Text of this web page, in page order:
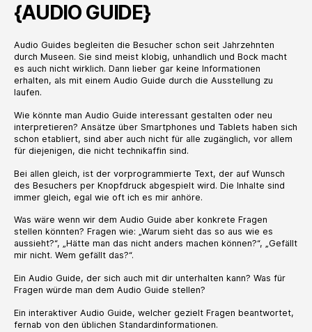
{AUDIO GUIDE}
Audio Guides begleiten die Besucher schon seit Jahrzehnten
durch Museen. Sie sind meist klobig, unhandlich und Bock macht
es auch nicht wirklich. Dann lieber gar keine Informationen
erhalten, als mit einem Audio Guide durch die Ausstellung zu
laufen.
Wie könnte man Audio Guide interessant gestalten oder neu
interpretieren? Ansätze über Smartphones und Tablets haben sich
schon etabliert, sind aber auch nicht für alle zugänglich, vor allem
für diejenigen, die nicht technikaffin sind.
Bei allen gleich, ist der vorprogrammierte Text, der auf Wunsch
des Besuchers per Knopfdruck abgespielt wird. Die Inhalte sind
immer gleich, egal wie oft ich es mir anhöre.
Was wäre wenn wir dem Audio Guide aber konkrete Fragen
stellen könnten? Fragen wie: „Warum sieht das so aus wie es
aussieht?“, „Hätte man das nicht anders machen können?“, „Gefällt
mir nicht. Wem gefällt das?“.
Ein Audio Guide, der sich auch mit dir unterhalten kann? Was für
Fragen würde man dem Audio Guide stellen?
Ein interaktiver Audio Guide, welcher gezielt Fragen beantwortet,
fernab von den üblichen Standardinformationen.